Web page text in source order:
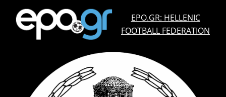
EPO.GR: HELLENIC
FOOTBALL FEDERATION